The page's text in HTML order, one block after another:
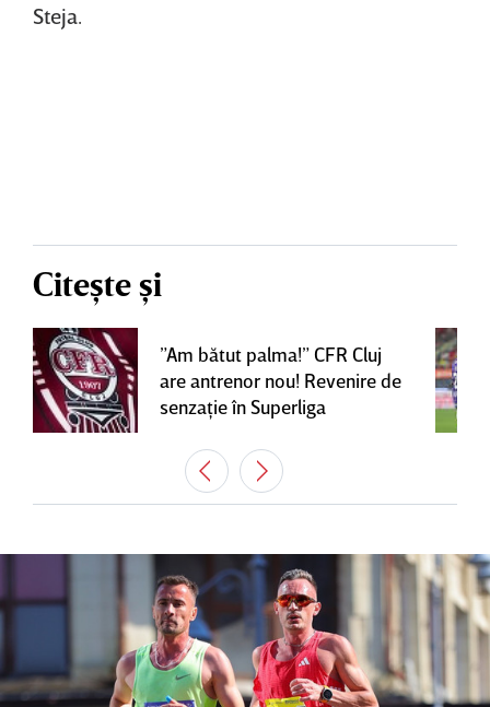
Steja.
Citește și
”Am bătut palma!” CFR Cluj
are antrenor nou! Revenire de
senzaţie în Superliga